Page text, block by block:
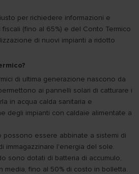
per richiedere informazioni e
(fino al 65%) e del Conto Termico
di nuovi impianti a ridotto
di ultima generazione nascono da
ai pannelli solari di catturare i
in acqua calda sanitaria e
degli impianti con caldaie alimentate a
possono essere abbinate a sistemi di
immagazzinare l'energia del sole.
sono dotati di batteria di accumulo,
media, fino al 50% di costo in bolletta.